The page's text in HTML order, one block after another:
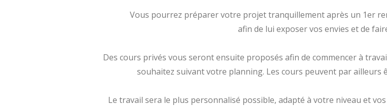
Vous pourrez préparer votre projet tranquillement après un 1er
afin de lui exposer vos envies et de
Des cours privés vous seront ensuite proposés afin de commencer à
souhaitez suivant votre planning. Les cours peuvent par ailleurs
Le travail sera le plus personnalisé possible, adapté à votre niveau et